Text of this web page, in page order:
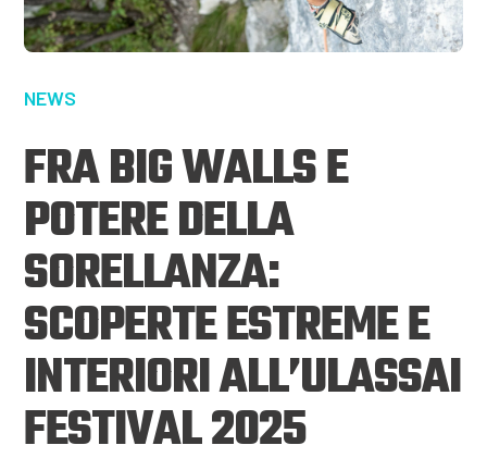
NEWS
FRA BIG WALLS E
POTERE DELLA
SORELLANZA:
SCOPERTE ESTREME E
INTERIORI ALL’ULASSAI
FESTIVAL 2025